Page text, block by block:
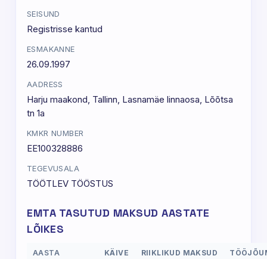
SEISUND
Registrisse kantud
ESMAKANNE
26.09.1997
AADRESS
Harju maakond, Tallinn, Lasnamäe linnaosa, Lõõtsa
tn 1a
KMKR NUMBER
EE100328886
TEGEVUSALA
TÖÖTLEV TÖÖSTUS
EMTA TASUTUD MAKSUD AASTATE
LÕIKES
AASTA KÄIVE RIIKLIKUD MAKSUD